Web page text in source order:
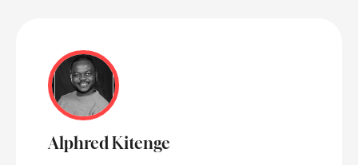
Alphred Kitenge